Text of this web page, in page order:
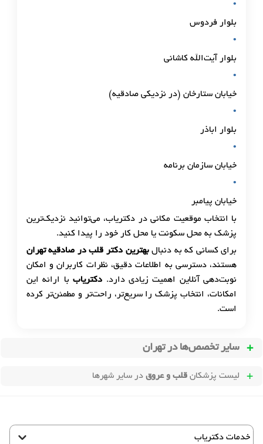
بلوار فردوس
بلوار آیت‌الله کاشانی
خیابان ستارخان (در نزدیکی صادقیه)
بلوار اباذر
خیابان سازمان برنامه
خیابان پیامبر
با انتخاب موقعیت مکانی در دکتریاب، می‌توانید نزدیک‌ترین
پزشک به محل سکونت یا محل کار خود را پیدا کنید.
برای کسانی که به دنبالبهترین دکتر قلب در صادقیه تهران
هستند، دسترسی به اطلاعات دقیق، نظرات کاربران و امکان
نوبت‌دهی آنلاین اهمیت زیادی دارد. دکتریاببا ارائه این
امکانات، انتخاب پزشک را سریع‌تر، راحت‌تر و مطمئن‌تر کرده
است.
سایر تخصص‌ها درتهران
لیست پزشکان قلب و عروق در سایر شهرها
خدمات دکتریاب